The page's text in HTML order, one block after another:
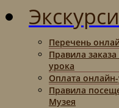
Перечень
Правила
урока
Оплата
Правила
Музея